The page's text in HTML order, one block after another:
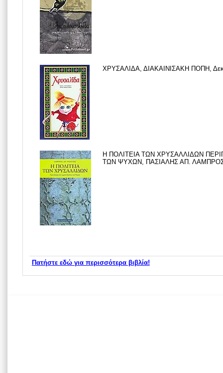
ΧΡΥΣΑΛΙΔΑ, ΔΙΑΚΑΙΝΙΣΑΚΗ ΠΟΠΗ,
Η ΠΟΛΙΤΕΙΑ ΤΩΝ ΧΡΥΣΑΛΛΙΔΩΝ
ΤΩΝ ΨΥΧΩΝ, ΠΑΣΙΑΛΗΣ ΑΠ. ΛΑΜΠΡΟΣ,
Πατήστε εδώ για περισσότερα βιβλία!